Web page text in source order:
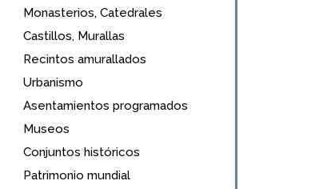
Monasterios, Catedrales
Castillos, Murallas
Recintos amurallados
Urbanismo
Asentamientos programados
Museos
Conjuntos históricos
Patrimonio mundial